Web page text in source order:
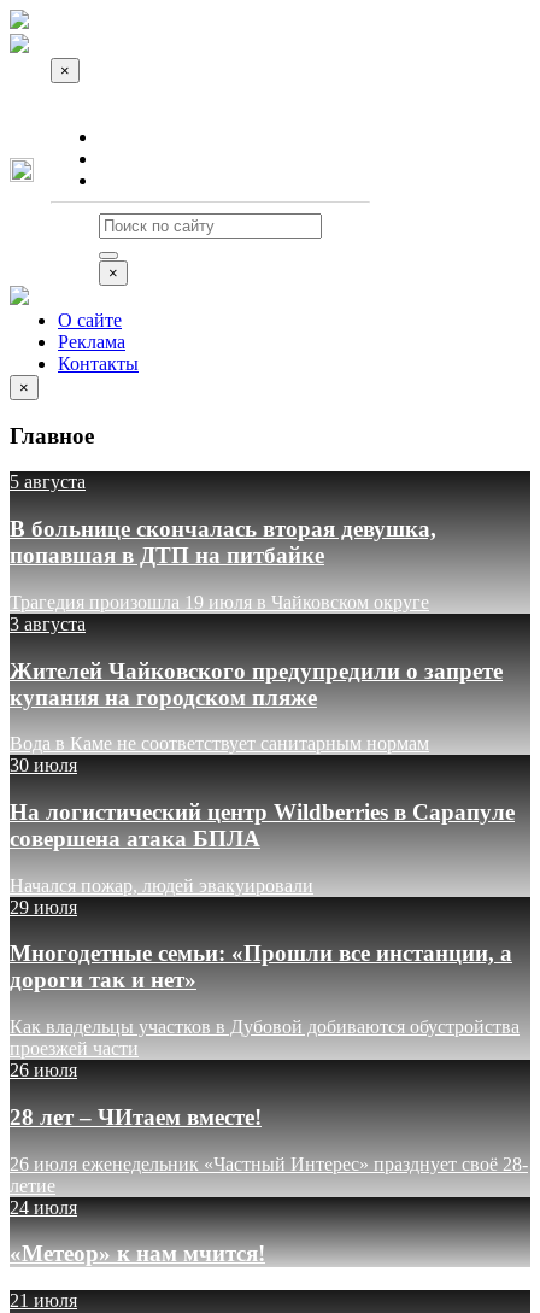
×
×
О сайте
Реклама
Контакты
×
Главное
5 августа
В больнице скончалась вторая девушка,
попавшая в ДТП на питбайке
Трагедия произошла 19 июля в Чайковском округе
3 августа
Жителей Чайковского предупредили о запрете
купания на городском пляже
Вода в Каме не соответствует санитарным нормам
30 июля
На логистический центр Wildberries в Сарапуле
совершена атака БПЛА
Начался пожар, людей эвакуировали
29 июля
Многодетные семьи: «Прошли все инстанции, а
дороги так и нет»
Как владельцы участков в Дубовой добиваются обустройства
проезжей части
26 июля
28 лет – ЧИтаем вместе!
26 июля еженедельник «Частный Интерес» празднует своё 28-
летие
24 июля
«Метеор» к нам мчится!
21 июля